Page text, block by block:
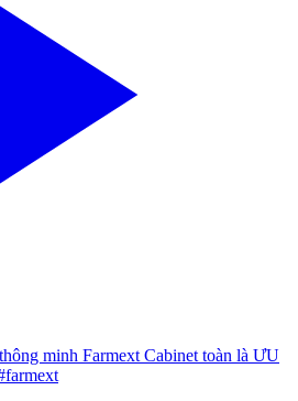
minh Farmext Cabinet toàn là ƯU